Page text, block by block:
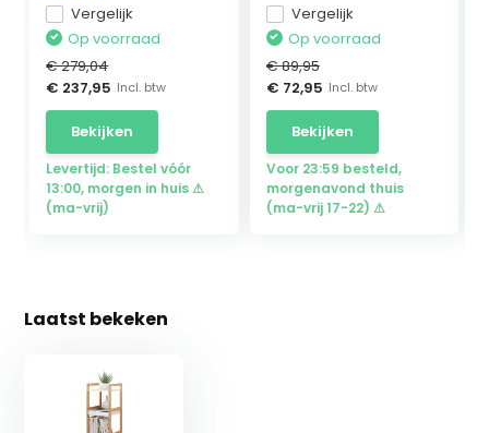
Vergelijk
Op voorraad
€ 279,04
€ 237,95 Incl. btw
Bekijken
Levertijd: Bestel vóór
13:00, morgen in huis ⚠
(ma-vrij)
Vergelijk
Op voorraad
€ 89,95
€ 72,95 Incl. btw
Bekijken
Voor 23:59 besteld,
morgenavond thuis
(ma-vrij 17-22) ⚠
Laatst bekeken